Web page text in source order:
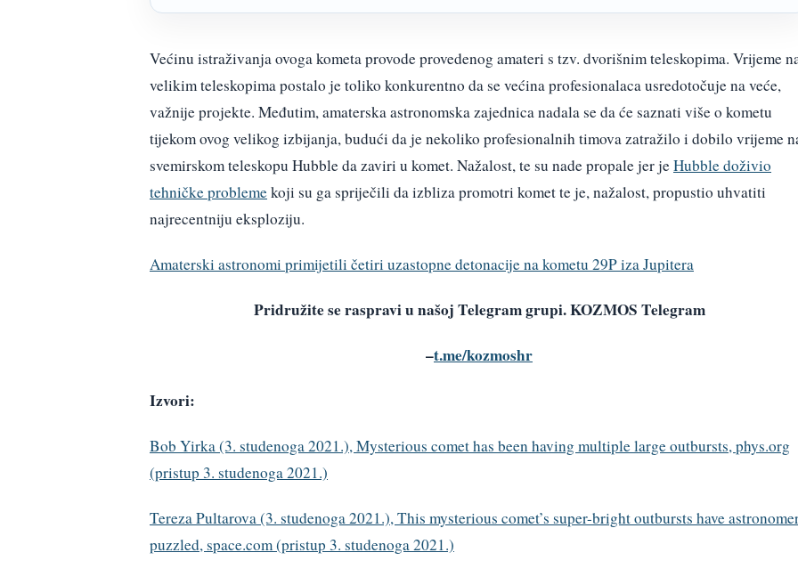
Većinu istraživanja ovoga kometa provode provedenog amateri s tzv. dvorišnim teleskopima. Vrijeme
velikim teleskopima postalo je toliko konkurentno da se većina profesionalaca usredotočuje na veće,
važnije projekte. Međutim, amaterska astronomska zajednica nadala se da će saznati više o kometu
tijekom ovog velikog izbijanja, budući da je nekoliko profesionalnih timova zatražilo i dobilo vrijeme
svemirskom teleskopu Hubble da zaviri u komet. Nažalost, te su nade propale jer jeHubble doživio
tehničke problemekoji su ga spriječili da izbliza promotri komet te je, nažalost, propustio uhvatiti
najrecentniju eksploziju.
Amaterski astronomi primijetili četiri uzastopne detonacije na kometu 29P iza Jupitera
Pridružite se raspravi u našoj Telegram grupi. KOZMOS Telegram
–t.me/kozmoshr
Izvori:
Bob Yirka (3. studenoga 2021.), Mysterious comet has been having multiple large outbursts, phys.org
(pristup 3. studenoga 2021.)
Tereza Pultarova (3. studenoga 2021.), This mysterious comet’s super-bright outbursts have
puzzled, space.com (pristup 3. studenoga 2021.)